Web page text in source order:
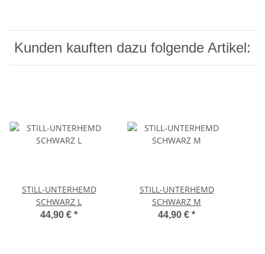
Kunden kauften dazu folgende Artikel:
STILL-UNTERHEMD
SCHWARZ L
44,90 € *
STILL-UNTERHEMD
SCHWARZ M
44,90 € *